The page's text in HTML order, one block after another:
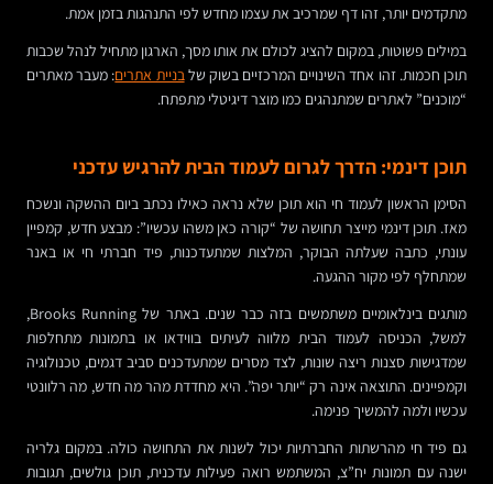
מתקדמים יותר, זהו דף שמרכיב את עצמו מחדש לפי התנהגות בזמן אמת.
במילים פשוטות, במקום להציג לכולם את אותו מסך, הארגון מתחיל לנהל שכבות
תוכן חכמות. זהו אחד השינויים המרכזיים בשוק של בניית אתרים: מעבר מאתרים
“מוכנים” לאתרים שמתנהגים כמו מוצר דיגיטלי מתפתח.
תוכן דינמי: הדרך לגרום לעמוד הבית להרגיש עדכני
הסימן הראשון לעמוד חי הוא תוכן שלא נראה כאילו נכתב ביום ההשקה ונשכח
מאז. תוכן דינמי מייצר תחושה של “קורה כאן משהו עכשיו”: מבצע חדש, קמפיין
עונתי, כתבה שעלתה הבוקר, המלצות שמתעדכנות, פיד חברתי חי או באנר
שמתחלף לפי מקור ההגעה.
מותגים בינלאומיים משתמשים בזה כבר שנים. באתר של Brooks Running,
למשל, הכניסה לעמוד הבית מלווה לעיתים בווידאו או בתמונות מתחלפות
שמדגישות סצנות ריצה שונות, לצד מסרים שמתעדכנים סביב דגמים, טכנולוגיה
וקמפיינים. התוצאה אינה רק “יותר יפה”. היא מחדדת מהר מה חדש, מה רלוונטי
עכשיו ולמה להמשיך פנימה.
גם פיד חי מהרשתות החברתיות יכול לשנות את התחושה כולה. במקום גלריה
ישנה עם תמונות יח”צ, המשתמש רואה פעילות עדכנית, תוכן גולשים, תגובות